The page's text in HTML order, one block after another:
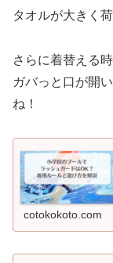
タオルが大きく
さらに着替える
ガバっと口が開
ね！
cotokokoto.com